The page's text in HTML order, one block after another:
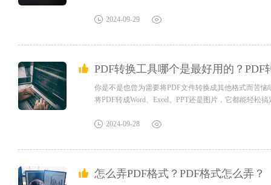
识别功能，可以将扫描的图片等非文本文件转换为可编
2024-09-29
PDF转换工具哪个是最好用的？PDF
你是不是也曾为需要将PDF文件转换成其他格式而苦
将PDF转成Word、Excel、PPT还是图片，它都能轻松
工具。它可以将PDF文件转换为多种格式，如Word、
2024-09-28
怎么弄PDF格式？PDF格式怎么弄？